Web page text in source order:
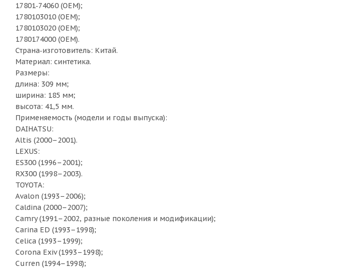
17801‑74060 (OEM);
1780103010 (OEM);
1780103020 (OEM);
1780174000 (OEM).
Страна‑изготовитель: Китай.
Материал: синтетика.
Размеры:
длина: 309 мм;
ширина: 185 мм;
высота: 41,5 мм.
Применяемость (модели и годы выпуска):
DAIHATSU:
Altis (2000–2001).
LEXUS:
ES300 (1996–2001);
RX300 (1998–2003).
TOYOTA:
Avalon (1993–2006);
Caldina (2000–2007);
Camry (1991–2002, разные поколения и модификации);
Carina ED (1993–1998);
Celica (1993–1999);
Corona Exiv (1993–1998);
Curren (1994–1998);